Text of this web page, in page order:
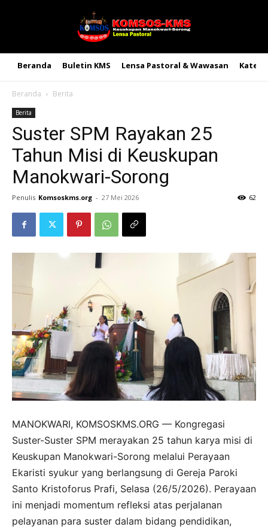
Beranda Buletin KMS Lensa Pastoral & Wawasan
Beranda Berita
Berita
Suster SPM Rayakan 25
Tahun Misi di Keuskupan
Manokwari-Sorong
Penulis Komsoskms.org - 27 Mei 2026 62
MANOKWARI, KOMSOSKMS.ORG — Kongregasi
Suster-Suster SPM merayakan 25 tahun karya misi di
Keuskupan Manokwari-Sorong melalui Perayaan
Ekaristi syukur yang berlangsung di Gereja Paroki
Santo Kristoforus Prafi, Selasa (26/5/2026). Perayaan
ini menjadi momentum refleksi atas perjalanan
pelayanan para suster dalam bidang pendidikan,